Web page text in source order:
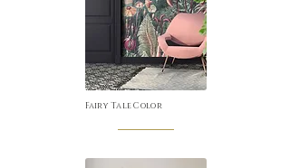
Fairy Tale Color